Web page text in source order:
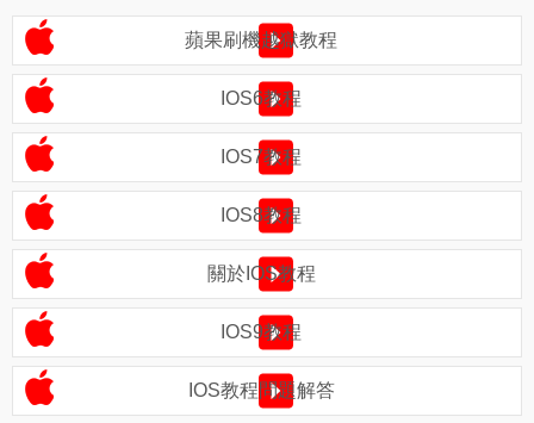
蘋果刷機越獄教程
IOS6教程
IOS7教程
IOS8教程
關於IOS教程
IOS9教程
IOS教程問題解答